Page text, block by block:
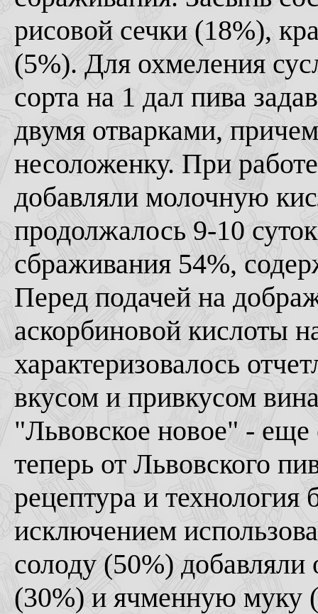
рисовой сечки (18%),
(5%). Для охмеления
сорта на 1 дал пива
двумя отварками,
несоложенку. При
добавляли молочную
продолжалось 9-10
сбраживания 54%,
Перед подачей на
аскорбиновой кислоты
характеризовалось
вкусом и привкусом
"Львовское новое" - еще
теперь от Львовского
рецептура и
исключением
солоду (50%)
(30%) и ячменную муку